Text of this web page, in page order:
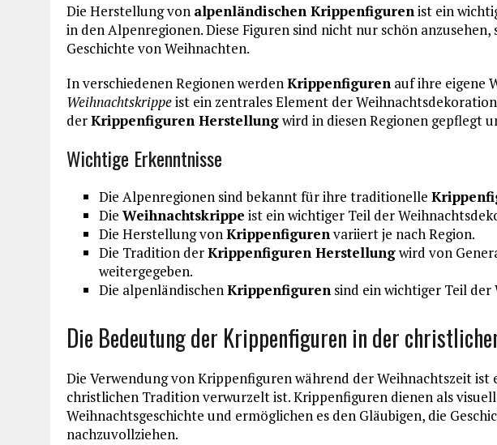
Die Herstellung von alpenländischen Krippenfigurenist ein
in den Alpenregionen. Diese Figuren sind nicht nur schön
Geschichte von Weihnachten.
In verschiedenen Regionen werdenKrippenfiguren auf ihre eigene
Weihnachtskrippeist ein zentrales Element der
derKrippenfiguren Herstellungwird in diesen Regionen gepflegt
Wichtige Erkenntnisse
Die Alpenregionen sind bekannt für ihre traditionelle
Die Weihnachtskrippe ist ein wichtiger Teil der
Die Herstellung vonKrippenfigurenvariiert je nach Region.
Die Tradition derKrippenfiguren Herstellungwird von
weitergegeben.
Die alpenländischenKrippenfiguren sind ein wichtiger Teil
Die Bedeutung der Krippenfiguren in der
Die Verwendung von Krippenfiguren während der Weihnachtszeit ist
christlichen Tradition verwurzelt ist. Krippenfiguren dienen als
Weihnachtsgeschichte und ermöglichen es den Gläubigen, die
nachzuvollziehen.